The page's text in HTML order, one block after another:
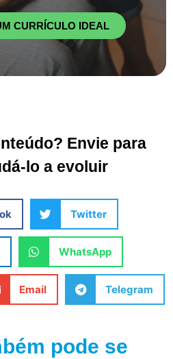
CURRÍCULO IDEAL
Envie para
lo a evoluir
Twitter
WhatsApp
Email Telegram
pode se